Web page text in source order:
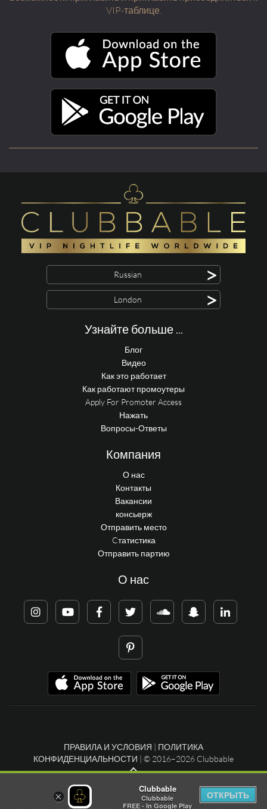
VIP-таблице.
Russian >
London >
Узнайте больше ...
Блог
Видео
Как это работает
Как работают промоутеры
Apply For Promoter Access
Нажать
Вопросы-Ответы
Компания
О нас
Контакты
Вакансии
консьерж
Отправить место
Cтатистика
Отправить партию
О нас
ПРАВИЛА И УСЛОВИЯ | ПОЛИТИКА
КОНФИДЕНЦИАЛЬНОСТИ | © 2016–2026 Clubbable
×
Clubbable
Clubbable
FREE - In Google Play
ОТКРЫТЬ